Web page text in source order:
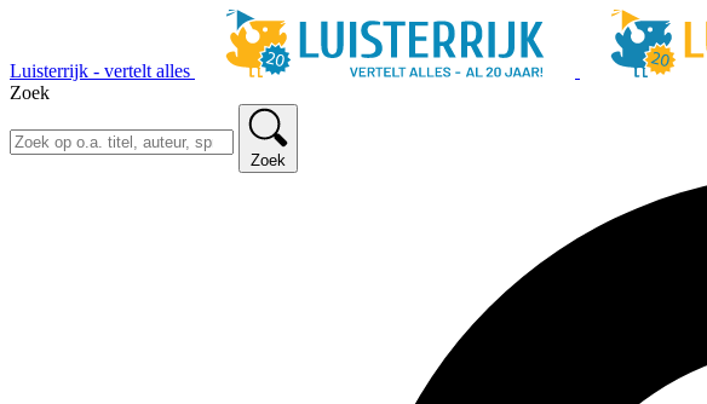
Luisterrijk - vertelt alles
Zoek
Zoek